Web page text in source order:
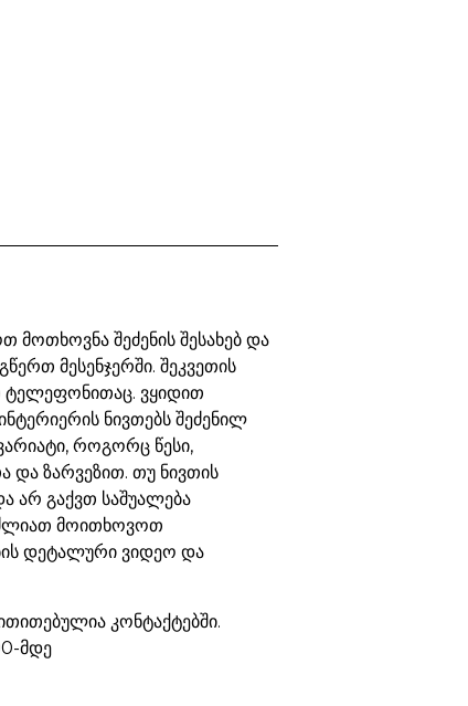
მოთხოვნა შეძენის შესახებ და
მესენჯერში. შეკვეთის
ტელეფონითაც. ვყიდით
ნივთებს შეძენილ
როგორც წესი,
და ზარვეზით. თუ ნივთის
არ გაქვთ საშუალება
მოითხოვოთ
დეტალური ვიდეო და
კონტაქტებში.
მდე